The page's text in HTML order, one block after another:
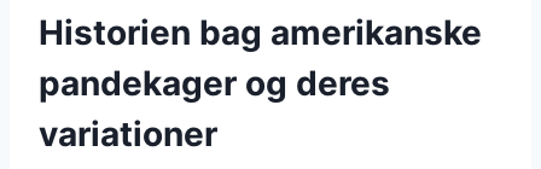
Historien bag amerikanske
pandekager og deres
variationer